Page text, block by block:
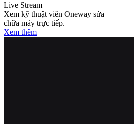
Live Stream
Xem kỹ thuật viên Oneway sửa
chữa máy trực tiếp.
Xem thêm